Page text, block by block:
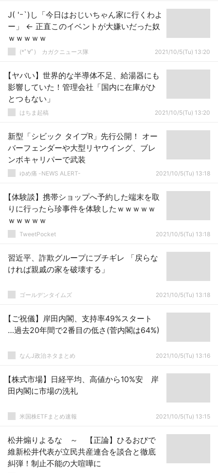
J( 'ｰ`)し「今日はおじいちゃん家に行くわよ
ー」 ← 正直このイベントが大嫌いだった奴
ｗｗｗｗｗ
(*ﾟ∀ﾟ)ゞカガクニュース隊 2021/10/5(Tu) 13:20
【ヤバい】世界的な半導体不足、給湯器にも
影響していた！管理会社「国内に在庫がひ
とつもない」
はちま起稿 2021/10/5(Tu) 13:20
新型「シビック タイプR」先行公開！ オー
バーフェンダーや大型リヤウイング、ブレ
ンボキャリパーで武装
ゆめ痛 -NEWS ALERT- 2021/10/5(Tu) 13:18
【体験談】携帯ショップへ予約した端末を取
りに行ったら珍事件を体験したｗｗｗｗｗ
ｗｗｗｗｗ
TweetPocket 2021/10/5(Tu) 13:18
習近平、詐欺グループにブチギレ 「戻らな
ければ親戚の家を破壊する」
ゴールデンタイムズ 2021/10/5(Tu) 13:18
【ご祝儀】岸田内閣、支持率49%スタート
…過去20年間で2番目の低さ(菅内閣は64%)
なんJ政治ネタまとめ 2021/10/5(Tu) 13:16
【株式市場】日経平均、高値から10%安 岸
田内閣に市場の洗礼
米国株ETFまとめ速報 2021/10/5(Tu) 13:15
松井煽りよるな ～ 【正論】ひるおびで
維新松井代表が立民共産連合を談合と徹底
糾弾！制止不能の大喧嘩に